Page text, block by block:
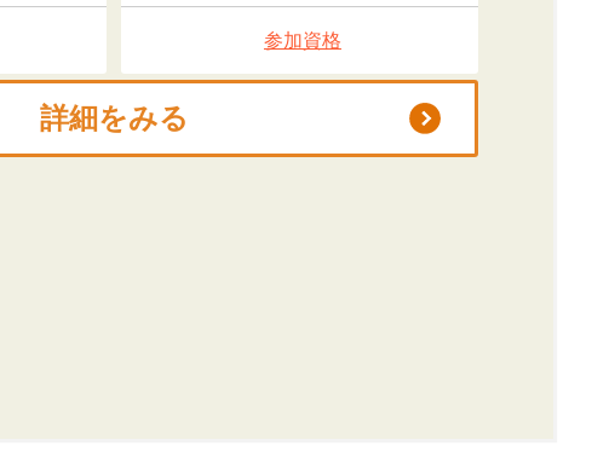
参加資格
詳細をみる